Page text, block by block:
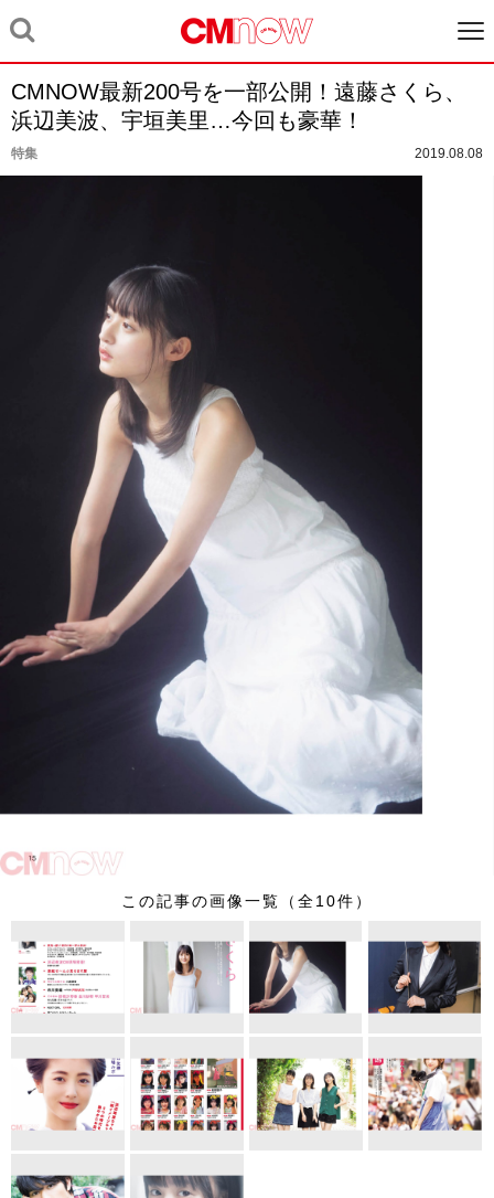
CMNOW最新200号を一部公開！遠藤さくら、
浜辺美波、宇垣美里…今回も豪華！
特集 2019.08.08
この記事の画像一覧（全10件）